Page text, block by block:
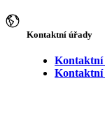
Kontaktní úřady
Kontaktní
Kontaktní